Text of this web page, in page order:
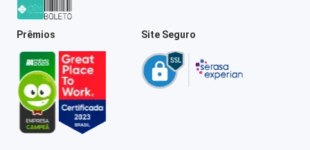
Prêmios Site Seguro